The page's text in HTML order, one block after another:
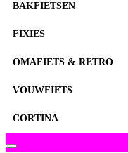
BAKFIETSEN
FIXIES
OMAFIETS & RETRO
VOUWFIETS
CORTINA